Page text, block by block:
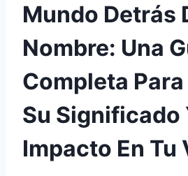
Mundo Detrás
Nombre: Una
Completa
Su Significado
Impacto En Tu